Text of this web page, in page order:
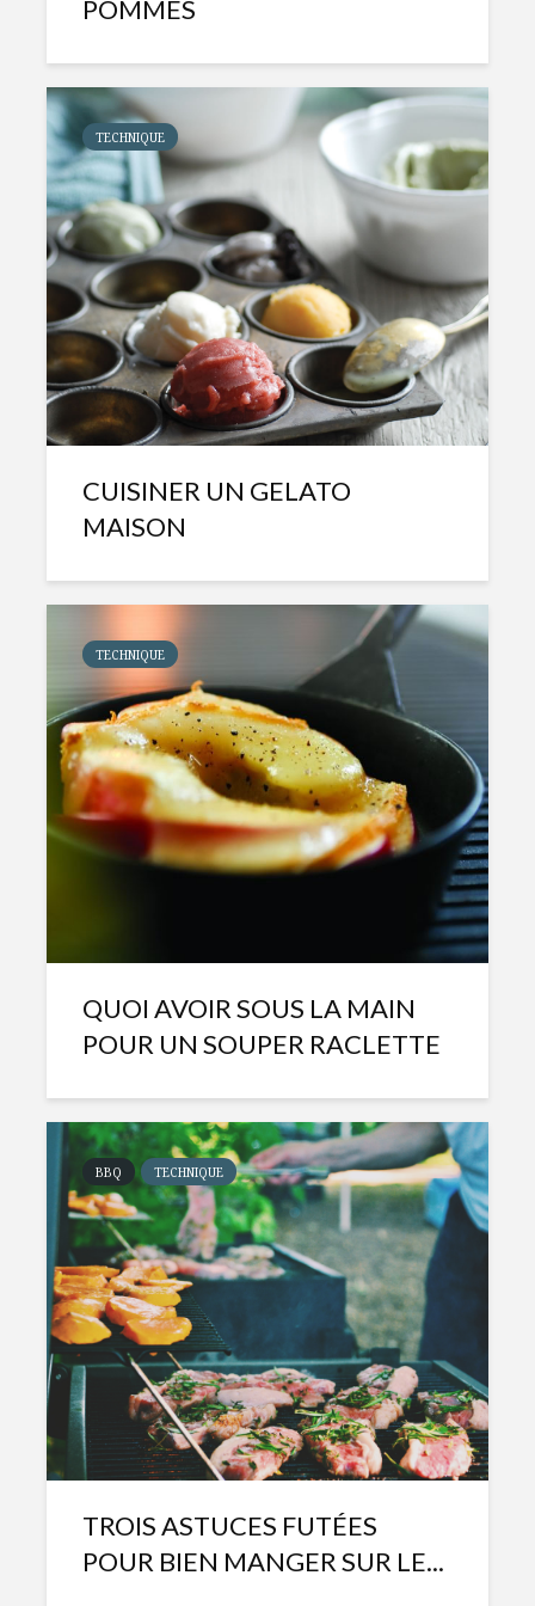
POMMES
TECHNIQUE
CUISINER UN GELATO
MAISON
TECHNIQUE
QUOI AVOIR SOUS LA MAIN
POUR UN SOUPER RACLETTE
BBQ TECHNIQUE
TROIS ASTUCES FUTÉES
POUR BIEN MANGER SUR LE...